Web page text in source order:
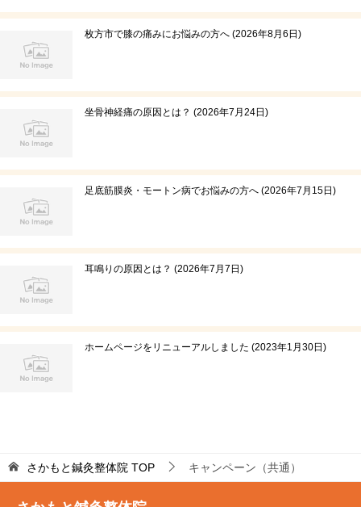
枚方市で膝の痛みにお悩みの方へ 2026年8月6日
坐骨神経痛の原因とは？ 2026年7月24日
足底筋膜炎・モートン病でお悩みの方へ 2026年7月15日
耳鳴りの原因とは？ 2026年7月7日
ホームページをリニューアルしました 2023年1月30日
さかもと鍼灸整体院 TOP キャンペーン（共通）